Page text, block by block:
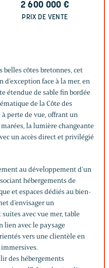
2 600 000€
PRIX DE VENTE
belles côtes bretonnes, cet
face à la mer, en
étendue de sable fin bordée
de la Côte des
perte de vue, offrant un
la lumière changeante
un accès direct et privilégié
au développement d’un
hébergements de
et espaces dédiés au bien-
d’envisager un
avec vue mer, table
lien avec le paysage
vers une clientèle en
immersives.
des hébergements